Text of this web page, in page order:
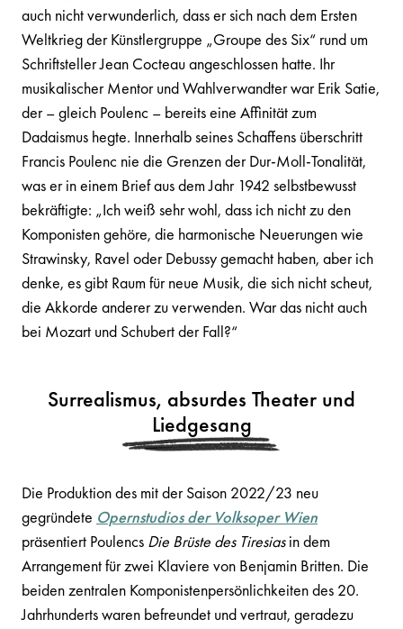
auch nicht verwunderlich, dass er sich nach dem Ersten
Weltkrieg der Künstlergruppe „Groupe des Six“ rund um
Schriftsteller Jean Cocteau angeschlossen hatte. Ihr
musikalischer Mentor und Wahlverwandter war Erik Satie,
der – gleich Poulenc – bereits eine Affinität zum
Dadaismus hegte. Innerhalb seines Schaffens überschritt
Francis Poulenc nie die Grenzen der Dur-Moll-Tonalität,
was er in einem Brief aus dem Jahr 1942 selbstbewusst
bekräftigte: „Ich weiß sehr wohl, dass ich nicht zu den
Komponisten gehöre, die harmonische Neuerungen wie
Strawinsky, Ravel oder Debussy gemacht haben, aber ich
denke, es gibt Raum für neue Musik, die sich nicht scheut,
die Akkorde anderer zu verwenden. War das nicht auch
bei Mozart und Schubert der Fall?“
Surrealismus, absurdes Theater und
Liedgesang
Die Produktion des mit der Saison 2022/23 neu
gegründete Opernstudios der Volksoper Wien
präsentiert Poulencs Die Brüste des Tiresiasin dem
Arrangement für zwei Klaviere von Benjamin Britten. Die
beiden zentralen Komponistenpersönlichkeiten des 20.
Jahrhunderts waren befreundet und vertraut, geradezu